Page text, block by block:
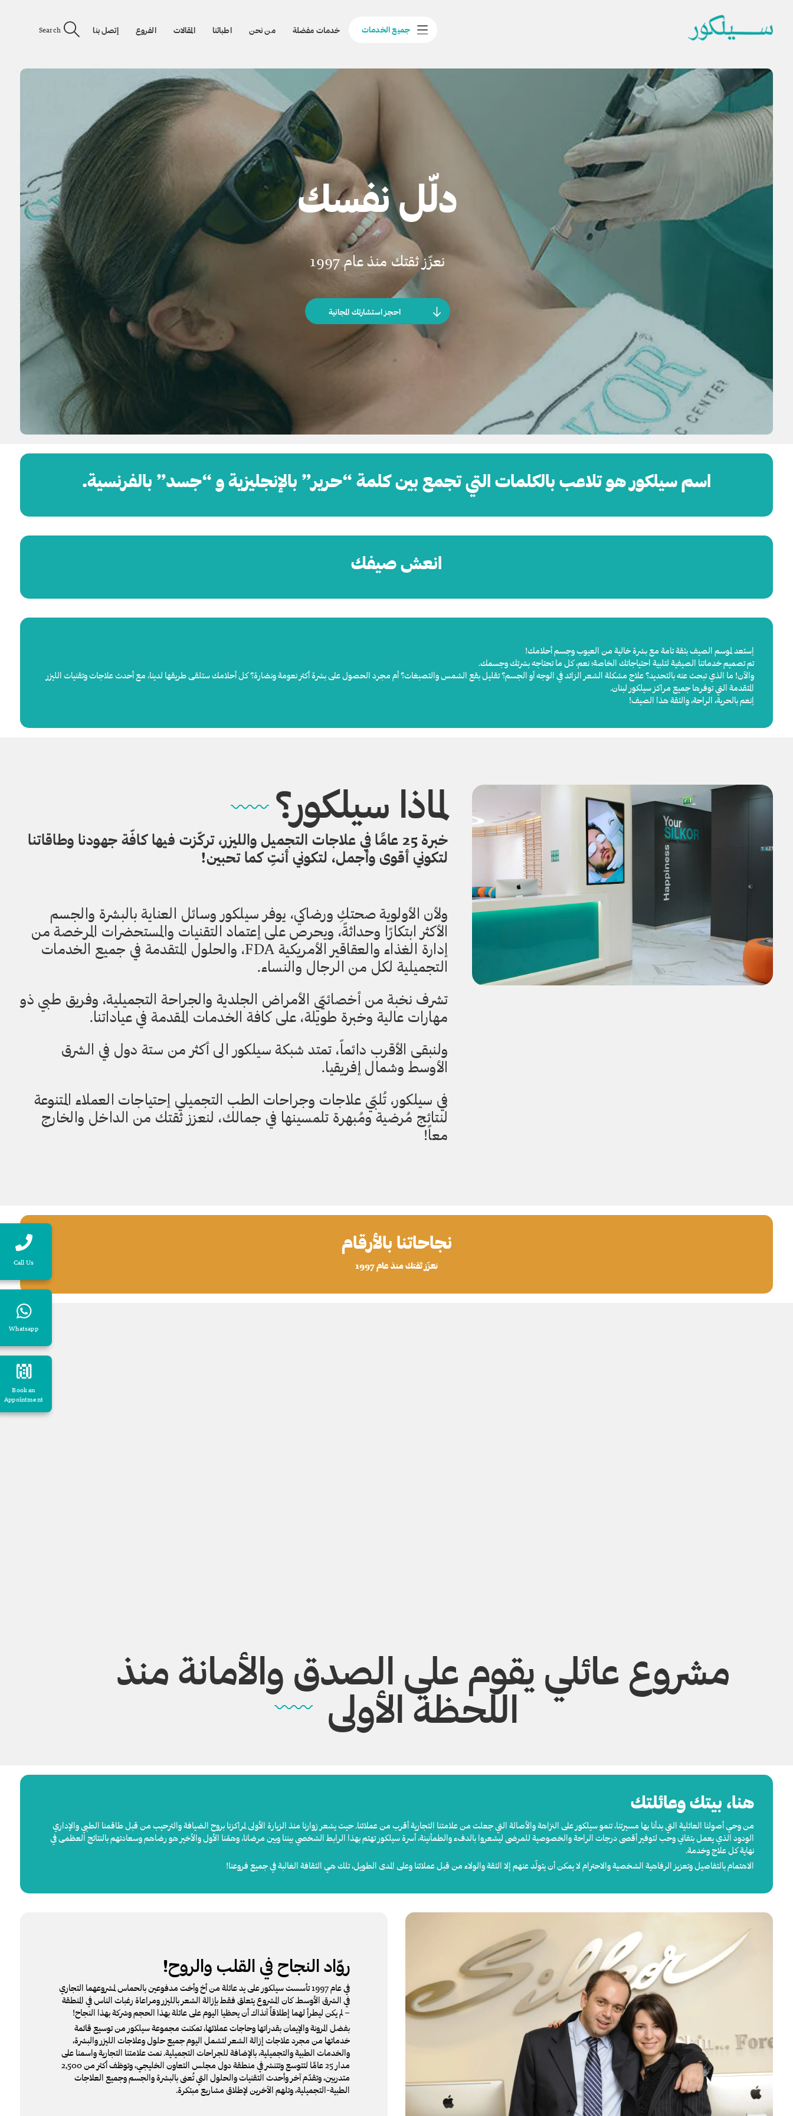
جميع الخدمات خدمات مفضلة من نحن اطبائنا المقالات الفروع إتصل بنا Search
Call Us
Whatsapp
Book an
Appointment
دلّل نفسك
نعزّز ثقتك منذ عام 1997
احجز استشارتك المجانية
اسم سيلكور هو تلاعب بالكلمات التي تجمع بين كلمة “حرير” بالإنجليزية و “جسد” بالفرنسية.
انعش صيفك
اِستعد لموسم الصيف بثقة تامة مع بشرة خالية من العيوب وجسم أحلامك!
تم تصميم خدماتنا الصيفية لتلبية احتياجاتك الخاصة؛ نعم، كل ما تحتاجه بشرتك وجسمك.
والآن! ما الذي تبحث عنه بالتحديد؟ علاج مشكلة الشعر الزائد في الوجه أو الجسم؟ تقليل بقع الشمس والتصبغات؟ أم مجرد الحصول على بشرة أكثر نعومة ونضارة؟ كل أحلامك ستلقى طريقها لدينا، مع أحدث علاجات وتقنيات الليزر
المتقدمة التي توفرها جميع مراكز سيلكور لبنان.
اِنعم بالحرية، الراحة، والثقة هذا الصيف!
لماذا سيلكور؟
خبرة 25 عامًا في علاجات التجميل والليزر، تركّزت فيها كافّة جهودنا وطاقاتنا
لتكوني أقوى وأجمل، لتكوني أنتِ كما تحبين!
ولأن الأولوية صحتكِ ورضاكي، يوفر سيلكور وسائل العناية بالبشرة والجسم
الأكثر ابتكارًا وحداثةً، ويحرص على إعتماد التقنيات والمستحضرات المرخصة من
إدارة الغذاء والعقاقير الأمريكية FDA، والحلول المتقدمة في جميع الخدمات
التجميلية لكل من الرجال والنساء.
تشرف نخبة من أخصائيّي الأمراض الجلدية والجراحة التجميلية، وفريق طبي ذو
مهارات عالية وخبرة طويلة، على كافة الخدمات المقدمة في عياداتنا.
ولنبقى الأقرب دائماً، تمتد شبكة سيلكور الى أكثر من ستة دول في الشرق
الأوسط وشمال إفريقيا.
في سيلكور، تُلبّي علاجات وجراحات الطب التجميلي إحتياجات العملاء المتنوعة
لنتائج مُرضية ومُبهرة تلمسينها في جمالك، لنعزز ثقتك من الداخل والخارج
معاً!
نجاحاتنا بالأرقام
نعزّز ثقتك منذ عام 1997
مشروع عائلي يقوم على الصدق والأمانة منذ
اللحظة الأولى
هنا، بيتك وعائلتك
من وحي أصولنا العائلية التي بدأنا بها مسيرتنا، تنمو سيلكور على النزاهة والأصالة التي جعلت من علامتنا التجارية أقرب من عملائنا. حيث يشعر زوارنا منذ الزيارة الأولى لمراكزنا بروح الضيافة والترحيب من قبل طاقمنا الطبي والإداري
الودود الذي يعمل بتفاني وحب لتوفير أقصى درجات الراحة والخصوصية للمرضى ليشعروا بالدفء والطمأنينة، أسرة سيلكور تهتم بهذا الرابط الشخصي بيننا وبين مرضانا، وهمّنا الأول والأخير هو رضاهم وسعادتهم بالنتائج العظمى في
نهاية كل علاج وخدمة.
الاهتمام بالتفاصيل وتعزيز الرفاهية الشخصية والاحترام لا يمكن أن يتولّد عنهم إلا الثقة والولاء من قبل عملائنا وعلى المدى الطويل، تلك هي الثقافة الغالبة في جميع فروعنا!
روّاد النجاح في القلب والروح!
في عام 1997 تأسست سيلكور على يد عائلة من أخ وأخت مدفوعين بالحماس لمشروعهما التجاري
في الشرق الأوسط. كان المشروع يتعلق فقط بإزالة الشعر بالليزر ومراعاة رغبات الناس في المنطقة
– لم يكن ليطرأ لهما إطلاقاً آنذاك أن يحظيا اليوم على عائلة بهذا الحجم وشركة بهذا النجاح!
بفضل المرونة والإيمان بقدراتها وحاجات عملائها، تمكنت مجموعة سيلكور من توسيع قائمة
خدماتها من مجرد علاجات إزالة الشعر لتشمل اليوم جميع حلول وعلاجات الليزر والبشرة،
والخدمات الطبية والتجميلية، بالإضافة للجراحات التجميلية. نمت علامتنا التجارية واسمنا على
مدار 25 عامًا لتتوسع وتتنشر في منطقة دول مجلس التعاون الخليجي، وتوظف أكثر من 2,500
متدربين، وتقدّم آخر وأحدث التقنيات والحلول التي تُعنى بالبشرة والجسم وجميع العلاجات
الطبية-التجميلية، وتلهم الآخرين لإطلاق مشاريع مبتكرة.